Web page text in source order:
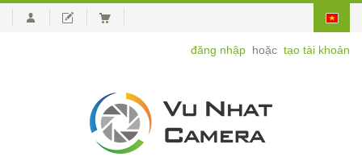
đăng nhập hoặc tạo tài khoản